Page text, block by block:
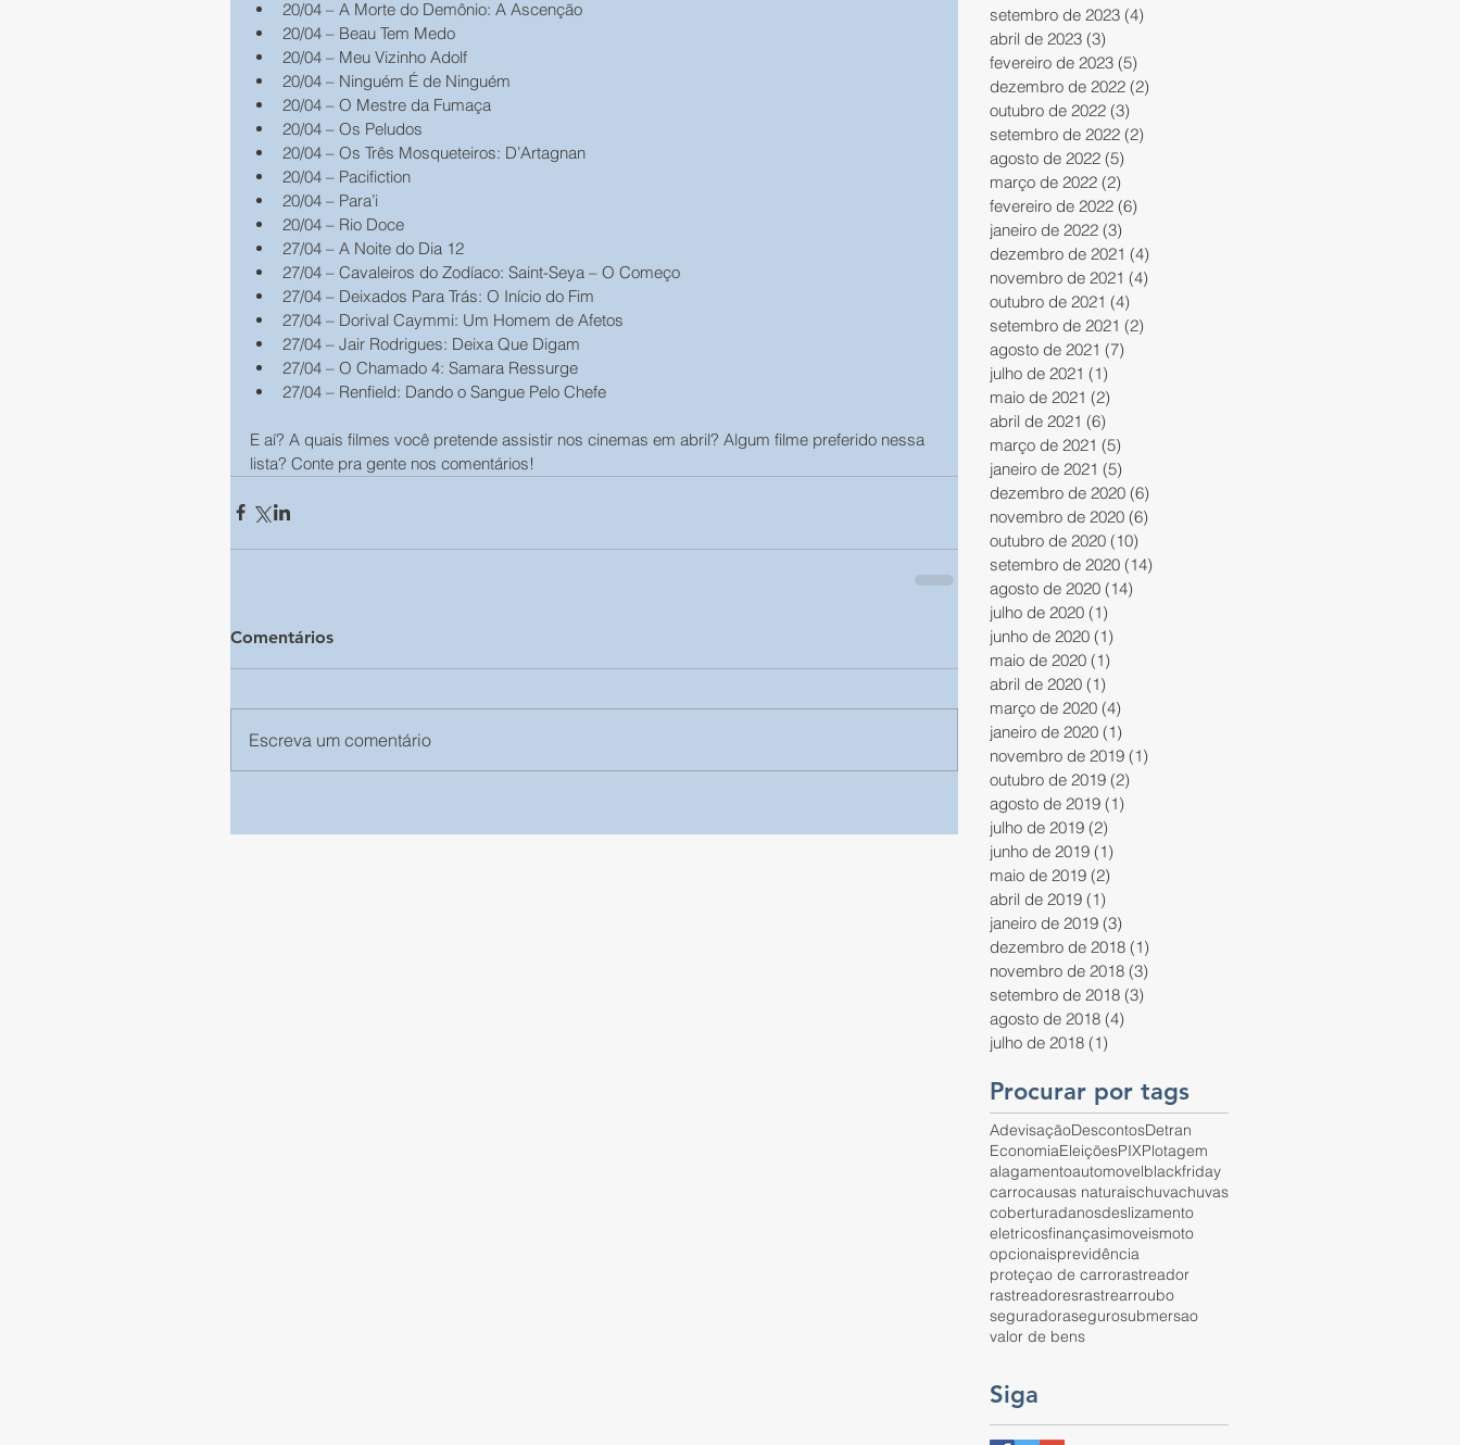
20/04 – A Morte do Demônio: A Ascenção
20/04 – Beau Tem Medo
20/04 – Meu Vizinho Adolf
20/04 – Ninguém É de Ninguém
20/04 – O Mestre da Fumaça
20/04 – Os Peludos
20/04 – Os Três Mosqueteiros: D’Artagnan
20/04 – Pacifiction
20/04 – Para’i
20/04 – Rio Doce
27/04 – A Noite do Dia 12
27/04 – Cavaleiros do Zodíaco: Saint-Seya – O Começo
27/04 – Deixados Para Trás: O Início do Fim
27/04 – Dorival Caymmi: Um Homem de Afetos
27/04 – Jair Rodrigues: Deixa Que Digam
27/04 – O Chamado 4: Samara Ressurge
27/04 – Renfield: Dando o Sangue Pelo Chefe
E aí? A quais filmes você pretende assistir nos cinemas em abril? Algum filme preferido nessa
lista? Conte pra gente nos comentários!
Comentários
Escreva um comentário
setembro de 2023 (4)
abril de 2023 (3)
fevereiro de 2023 (5)
dezembro de 2022 (2)
outubro de 2022 (3)
setembro de 2022 (2)
agosto de 2022 (5)
março de 2022 (2)
fevereiro de 2022 (6)
janeiro de 2022 (3)
dezembro de 2021 (4)
novembro de 2021 (4)
outubro de 2021 (4)
setembro de 2021 (2)
agosto de 2021 (7)
julho de 2021 (1)
maio de 2021 (2)
abril de 2021 (6)
março de 2021 (5)
janeiro de 2021 (5)
dezembro de 2020 (6)
novembro de 2020 (6)
outubro de 2020 (10)
setembro de 2020 (14)
agosto de 2020 (14)
julho de 2020 (1)
junho de 2020 (1)
maio de 2020 (1)
abril de 2020 (1)
março de 2020 (4)
janeiro de 2020 (1)
novembro de 2019 (1)
outubro de 2019 (2)
agosto de 2019 (1)
julho de 2019 (2)
junho de 2019 (1)
maio de 2019 (2)
abril de 2019 (1)
janeiro de 2019 (3)
dezembro de 2018 (1)
novembro de 2018 (3)
setembro de 2018 (3)
agosto de 2018 (4)
julho de 2018 (1)
Procurar por tags
AdevisaçãoDescontosDetran
EconomiaEleiçõesPIXPlotagem
alagamentoautomovelblackfriday
carrocausas naturaischuvachuvas
coberturadanosdeslizamento
eletricosfinançasimoveismoto
opcionaisprevidência
proteçao de carrorastreador
rastreadoresrastrearroubo
seguradorasegurosubmersao
valor de bens
Siga